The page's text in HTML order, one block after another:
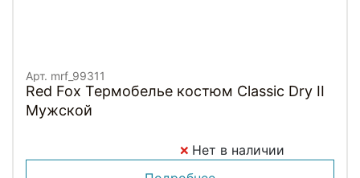
Арт. mrf_99311
Red Fox Термобелье костюм Classic Dry II
Мужской
Нет в наличии